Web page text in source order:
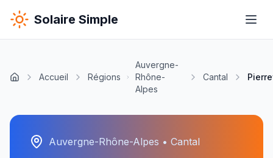
Solaire Simple
Accueil Régions
Auvergne-
Rhône-
Alpes
Cantal
Auvergne-Rhône-Alpes • Cantal